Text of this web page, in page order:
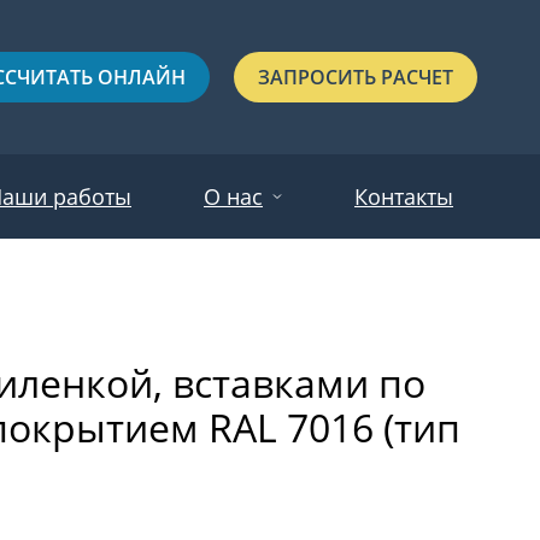
ОНЛАЙН ЗАПРОСИТЬ РАСЧЕТ
Черные
работы О нас Контакты
вставками по
RAL 7016 (тип